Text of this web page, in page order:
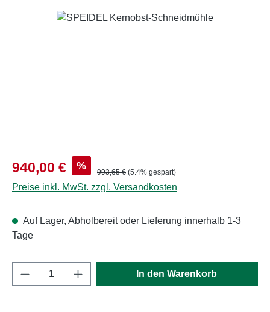
Bildergalerie überspringen
Verkaufspreis:
940,00 € % Regulärer Preis:
993,65 € (5.4% gespart)
Preise inkl. MwSt. zzgl. Versandkosten
Auf Lager, Abholbereit oder Lieferung innerhalb 1-3
Tage
Produkt Anzahl: Gib den gewünschten
In den Warenkorb